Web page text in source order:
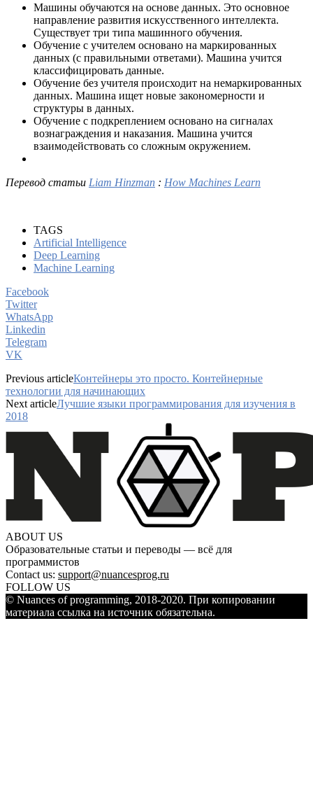
Машины обучаются на основе данных. Это основное
направление развития искусственного интеллекта.
Существует три типа машинного обучения.
Обучение с учителем основано на маркированных
данных (с правильными ответами). Машина учится
классифицировать данные.
Обучение без учителя происходит на немаркированных
данных. Машина ищет новые закономерности и
структуры в данных.
Обучение с подкреплением основано на сигналах
вознаграждения и наказания. Машина учится
взаимодействовать со сложным окружением.
Перевод статьи Liam Hinzman : How Machines Learn
TAGS
Artificial Intelligence
Deep Learning
Machine Learning
Facebook
Twitter
WhatsApp
Linkedin
Telegram
VK
Previous articleКонтейнеры это просто. Контейнерные
технологии для начинающих
Next articleЛучшие языки программирования для изучения в
2018
ABOUT US
Образовательные статьи и переводы — всё для
программистов
Contact us: support@nuancesprog.ru
FOLLOW US
© Nuances of programming, 2018-2020. При копировании
материала ссылка на источник обязательна.